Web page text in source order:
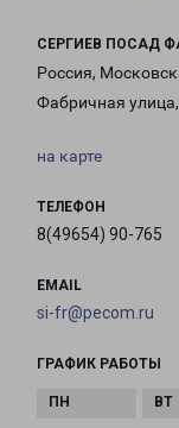
СЕРГИЕВ ПОСАД
Россия,
Фабричная
на карте
ТЕЛЕФОН
8(49654) 90-765
EMAIL
si-fr@pecom.ru
ГРАФИК РАБОТЫ